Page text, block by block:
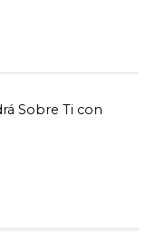
Sobre Ti con